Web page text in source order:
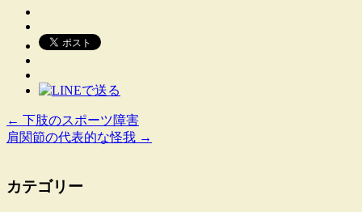
← 下肢のスポーツ障害
肩関節の代表的な怪我 →
カテゴリー